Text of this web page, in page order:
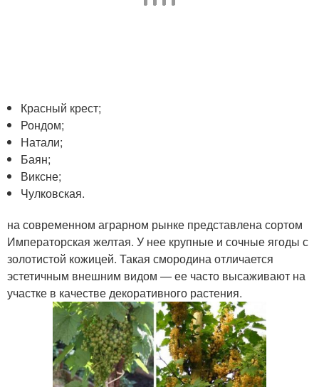
Красный крест;
Рондом;
Натали;
Баян;
Виксне;
Чулковская.
на современном аграрном рынке представлена сортом
Императорская желтая. У нее крупные и сочные ягоды с
золотистой кожицей. Такая смородина отличается
эстетичным внешним видом — ее часто высаживают на
участке в качестве декоративного растения.